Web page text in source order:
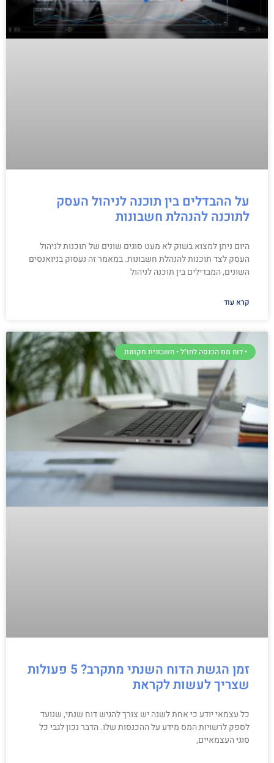
על ההבדלים בין תוכנה לניהול העסק
לתוכנה להנהלת חשבונות
היום ניתן למצוא בשוק לא מעט סוגים שונים של תוכנות לניהול
העסק לצד תוכנות להנהלת חשבונות. במאמר זה נעסוק בניואנסים
השונים, המבדילים בין תוכנה לניהול
קרא עוד
• דוח מס הכנסה לחו"ל • חשבונית מקוונת
זמן הגשת הדוח השנתי מתקרב? 5 פעולות
שצריך לעשות לקראת
כל עצמאי יודע כי אחת לשנה יש צורך להגיש דוח שנתי, שנועד
לספק לרשויות המס מידע על ההכנסות שלו. הדבר נכון לגבי כל
סוגי העצמאיים,